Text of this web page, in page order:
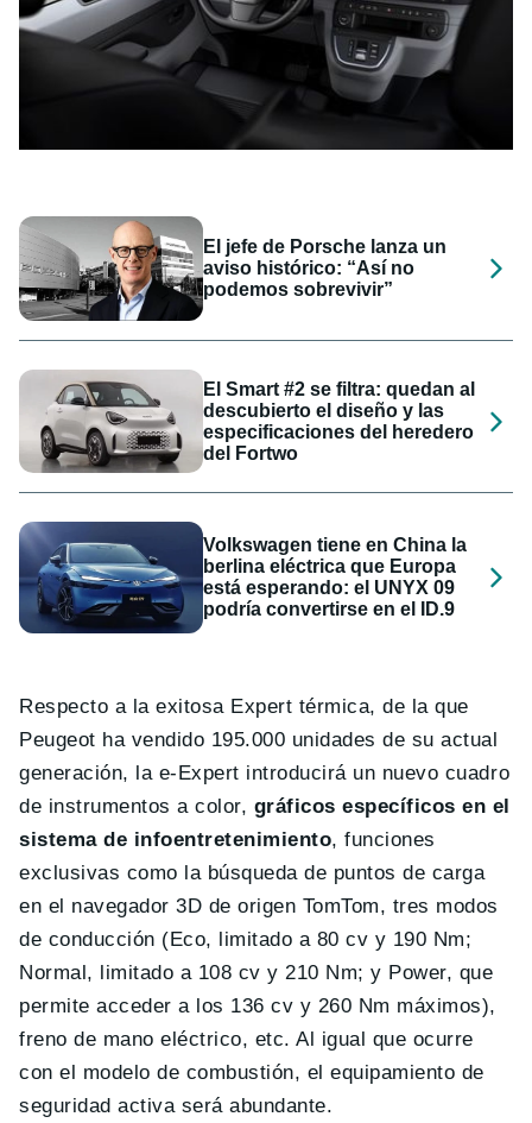
El jefe de Porsche lanza un
aviso histórico: “Así no
podemos sobrevivir”
El Smart #2 se filtra: quedan al
descubierto el diseño y las
especificaciones del heredero
del Fortwo
Volkswagen tiene en China la
berlina eléctrica que Europa
está esperando: el UNYX 09
podría convertirse en el ID.9
Respecto a la exitosa Expert térmica, de la que
Peugeot ha vendido 195.000 unidades de su actual
generación, la e-Expert introducirá un nuevo cuadro
de instrumentos a color, gráficos específicos en el
sistema de infoentretenimiento, funciones
exclusivas como la búsqueda de puntos de carga
en el navegador 3D de origen TomTom, tres modos
de conducción (Eco, limitado a 80 cv y 190 Nm;
Normal, limitado a 108 cv y 210 Nm; y Power, que
permite acceder a los 136 cv y 260 Nm máximos),
freno de mano eléctrico, etc. Al igual que ocurre
con el modelo de combustión, el equipamiento de
seguridad activa será abundante.